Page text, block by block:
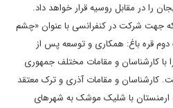
را در مقابل روسیه قرار خواهد داد.
که جهت شرکت در کنفرانسی با عنوان «چشم
دوم قره باغ: همکاری و توسعه پس از
کارشناسان و مقامات مختلف جمهوری
کارشناسان و مقامات آذری و ترک معتقد
ارمنستان با شلیک موشک به شهرهای